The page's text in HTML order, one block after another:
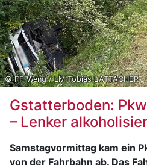
© FF Weng / LM Tobias LATTACHER
Gstatterboden:
– Lenker
Samstagvormittag kam ein
von der Fahrbahn ab. Das